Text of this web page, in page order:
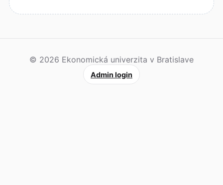
© 2026 Ekonomická univerzita v Bratislave
Admin login